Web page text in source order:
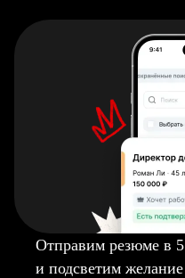
Отправим резюме в
и подсветим